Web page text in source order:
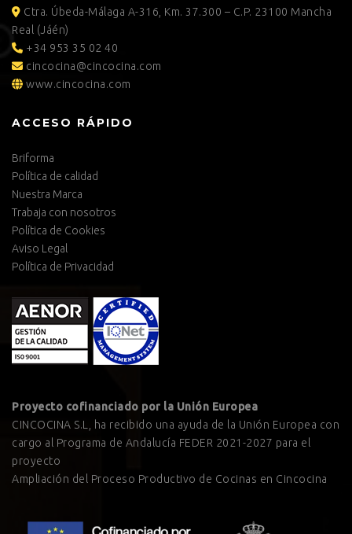
Ctra. Úbeda-Málaga A-316, Km. 37.300 – C.P. 23100 Mancha
Real (Jáén)
+34 953 35 02 40
cincocina@cincocina.com
www.cincocina.com
ACCESO RÁPIDO
Briforma
Política de calidad
Nuestra Marca
Trabaja con nosotros
Política de Cookies
Aviso Legal
Política de Privacidad
Proyecto cofinanciado por la Unión Europea
CINCOCINA S.L, ha recibido una ayuda de la Unión Europea con
cargo al Programa de Andalucía FEDER 2021-2027 para el
proyecto
Ampliación del Proceso Productivo de Cocinas en Cincocina